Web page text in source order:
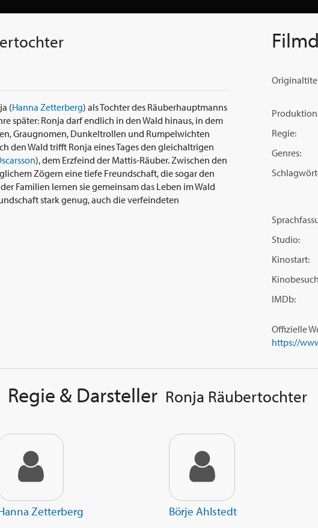
(Hanna Zetterberg) als Tochter des Räuberhauptmanns
später: Ronja darf endlich in den Wald hinaus, in dem
Graugnomen, Dunkeltrollen und Rumpelwichten
den Wald trifft Ronja eines Tages den gleichaltrigen
), dem Erzfeind der Mattis-Räuber. Zwischen den
Zögern eine tiefe Freundschaft, die sogar den
Familien lernen sie gemeinsam das Leben im Wald
stark genug, auch die verfeindeten
Regie:
Genres:
Studio:
Kinostart:
IMDb:
Offizielle
Regie & Darsteller Ronja Räubertochter
Zetterberg Börje Ahlstedt